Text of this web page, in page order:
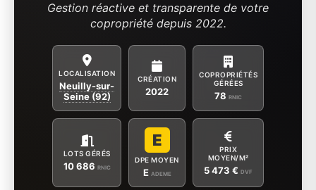
Gestion réactive et transparente de votre
copropriété depuis 2022.
LOCALISATION
Neuilly-sur-
Seine (92)
CRÉATION
2022
COPROPRIÉTÉS
GÉRÉES
78 RNIC
LOTS GÉRÉS
10 686 RNIC
E
DPE MOYEN
E ADEME
PRIX
MOYEN/M²
5 473 € DVF